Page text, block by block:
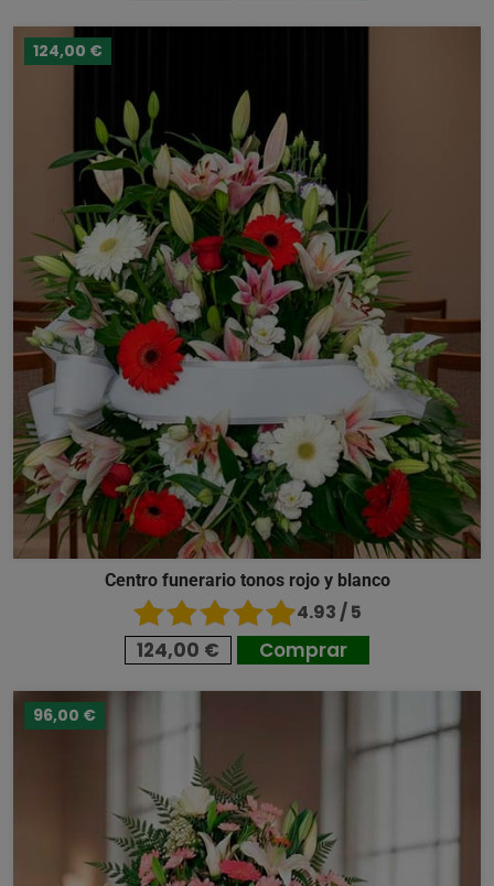
124,00 €
Centro funerario tonos rojo y blanco
4.93 / 5
124,00 € Comprar
96,00 €